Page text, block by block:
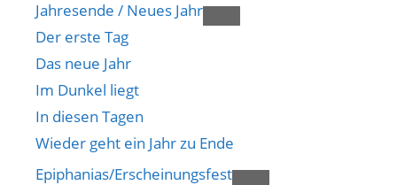
Jahresende / Neues Jahr
Der erste Tag
Das neue Jahr
Im Dunkel liegt
In diesen Tagen
Wieder geht ein Jahr zu Ende
Epiphanias/Erscheinungsfest